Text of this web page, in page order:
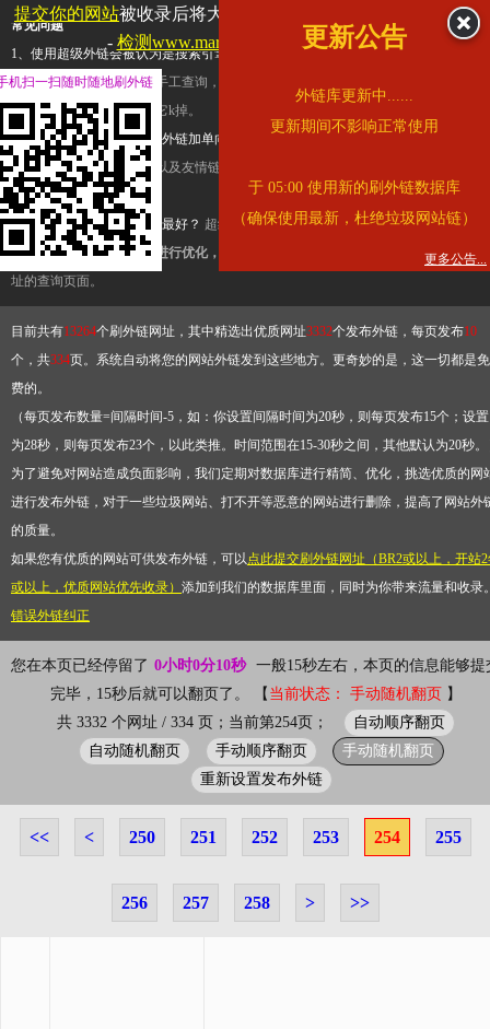
常见问题
1、使用超级外链会被认为是搜索引擎优化作弊吗？ 超级外链只是一个简便而集成
查询工具，模拟的是正常手工查询，不是作弊。如果是作弊，那您可以使用超级外
推广竞争对手的网址，让它k掉。
2、网站优化单纯依靠超级外链加单向链接可行吗？
链，需要结合普通的外链以及友情链接，您可以到站长论坛发布外链，到友情链接
台交换友情链接。
3、如何使用超级外链效果最好？ 超级外链不同于普通的外链，它是动态的链接，
有频繁使用超级外链工具进行优化，才能获得稳定的外链
，最终使搜索引擎收录带
址的查询页面。
目前共有13264个刷外链网址，其中精选出优质网址3332个发布外链，每页发布10
个，共334页。系统自动将您的网站外链发到这些地方。更奇妙的是，这一切都是免
费的。
（每页发布数量=间隔时间-5，如：你设置间隔时间为20秒，则每页发布15个；设置
为28秒，则每页发布23个，以此类推。时间范围在15-30秒之间，其他默认为20秒
为了避免对网站造成负面影响，我们定期对数据库进行精简、优化，挑选优质的网
进行发布外链，对于一些垃圾网站、打不开等恶意的网站进行删除，提高了网站外
的质量。
如果您有优质的网站可供发布外链，可以点此提交刷外链网址（BR2或以上，开站
或以上，优质网站优先收录） 添加到我们的数据库里面，同时为你带来流量和收录
错误外链纠正
您在本页已经停留了 0小时0分10秒 一般15秒左右，本页的信息能够提
完毕，15秒后就可以翻页了。 【 当前状态： 手动随机翻页 】
共 3332 个网址 / 334 页；当前第254页；
自动顺序翻页
自动随机翻页
手动顺序翻页
手动随机翻页
重新设置发布外链
<< < 250 251 252 253 254 255
256 257 258 > >>
提交你的网站被收录后将大幅提升流量和外链，
查看展示页面
- 检测www.marriott.com.cn是否收录
更新公告
外链库更新中......
更新期间不影响正常使用
于 05:00 使用新的刷外链数据库
（确保使用最新，杜绝垃圾网站链）
更多公告...
机扫一扫随时随地刷外链